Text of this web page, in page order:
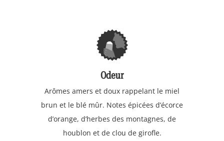
Odeur
Arômes amers et doux rappelant le miel
brun et le blé mûr. Notes épicées d’écorce
d’orange, d’herbes des montagnes, de
houblon et de clou de girofle.